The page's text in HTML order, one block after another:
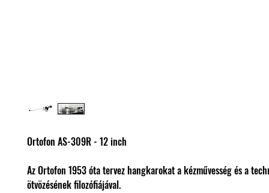
Ortofon AS-309R - 12 inch
Az Ortofon 1953 óta tervez hangkarokat a kézművesség és a
ötvözésének filozófiájával.